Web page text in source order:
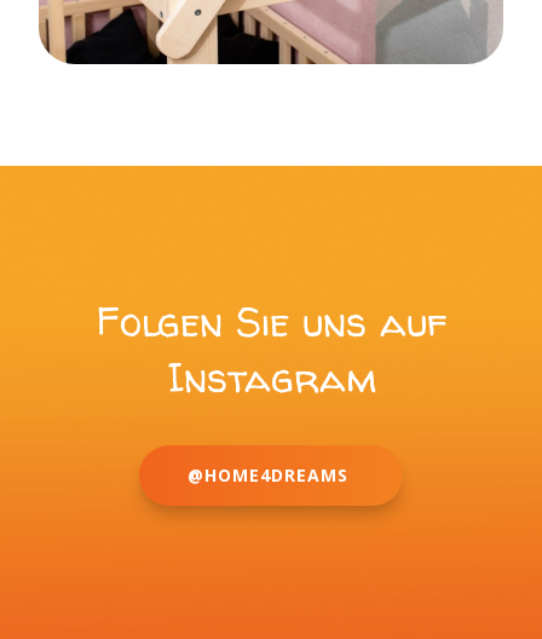
Folgen Sie uns auf
Instagram
@HOME4DREAMS